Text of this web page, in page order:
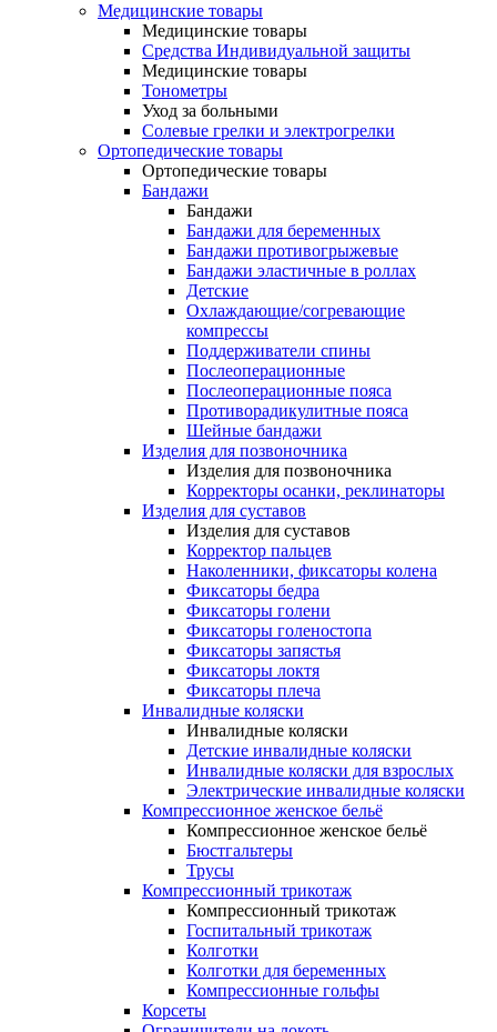
Медицинские товары
Медицинские товары
Средства Индивидуальной защиты
Медицинские товары
Тонометры
Уход за больными
Солевые грелки и электрогрелки
Ортопедические товары
Ортопедические товары
Бандажи
Бандажи
Бандажи для беременных
Бандажи противогрыжевые
Бандажи эластичные в роллах
Детские
Охлаждающие/согревающие
компрессы
Поддерживатели спины
Послеоперационные
Послеоперационные пояса
Противорадикулитные пояса
Шейные бандажи
Изделия для позвоночника
Изделия для позвоночника
Корректоры осанки, реклинаторы
Изделия для суставов
Изделия для суставов
Корректор пальцев
Наколенники, фиксаторы колена
Фиксаторы бедра
Фиксаторы голени
Фиксаторы голеностопа
Фиксаторы запястья
Фиксаторы локтя
Фиксаторы плеча
Инвалидные коляски
Инвалидные коляски
Детские инвалидные коляски
Инвалидные коляски для взрослых
Электрические инвалидные коляски
Компрессионное женское бельё
Компрессионное женское бельё
Бюстгальтеры
Трусы
Компрессионный трикотаж
Компрессионный трикотаж
Госпитальный трикотаж
Колготки
Колготки для беременных
Компрессионные гольфы
Корсеты